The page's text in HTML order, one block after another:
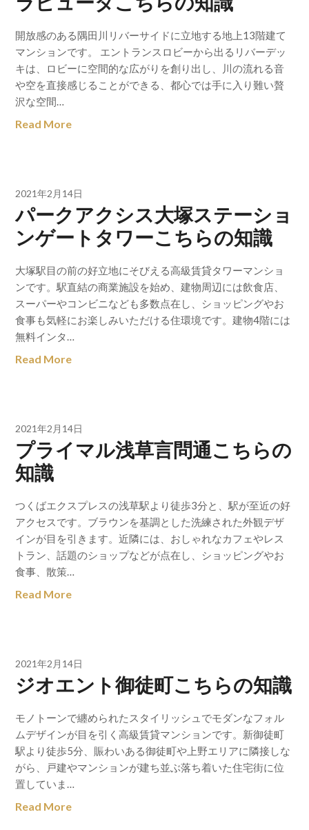
開放感のある隅田川リバーサイドに立地する地上13階建て
マンションです。 エントランスロビーから出るリバーデッ
キは、ロビーに空間的な広がりを創り出し、川の流れる音
や空を直接感じることができる、都心では手に入り難い贅
沢な空間…
Read More
2021年2月14日
パークアクシス大塚ステーショ
ンゲートタワーこちらの知識
大塚駅目の前の好立地にそびえる高級賃貸タワーマンショ
ンです。駅直結の商業施設を始め、建物周辺には飲食店、
スーパーやコンビニなども多数点在し、ショッピングやお
食事も気軽にお楽しみいただける住環境です。建物4階には
無料インタ…
Read More
2021年2月14日
プライマル浅草言問通こちらの
知識
つくばエクスプレスの浅草駅より徒歩3分と、駅が至近の好
アクセスです。ブラウンを基調とした洗練された外観デザ
インが目を引きます。近隣には、おしゃれなカフェやレス
トラン、話題のショップなどが点在し、ショッピングやお
食事、散策…
Read More
2021年2月14日
ジオエント御徒町こちらの知識
モノトーンで纏められたスタイリッシュでモダンなフォル
ムデザインが目を引く高級賃貸マンションです。新御徒町
駅より徒歩5分、賑わいある御徒町や上野エリアに隣接しな
がら、戸建やマンションが建ち並ぶ落ち着いた住宅街に位
置していま…
Read More